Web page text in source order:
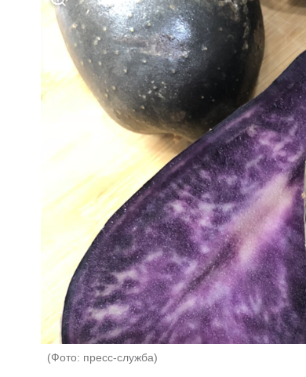
(Фото: пресс-служба)